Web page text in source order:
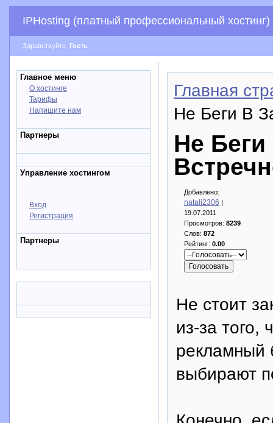
IPHosting (платный профессиональный хостинг)
Здравствуйте, Гость
Главное меню
О хостинге
Тарифы
Напишите нам
Партнеры
Управление хостингом
Вход
Регистрация
Партнеры
Главная
Не Беги В
Не
Добавлено:
natali2306 |
19.07.2011
Просмотров: 8239
Слов: 872
Рейтинг: 0.00
Не стоит
из-за того,
рекламный
выбирают